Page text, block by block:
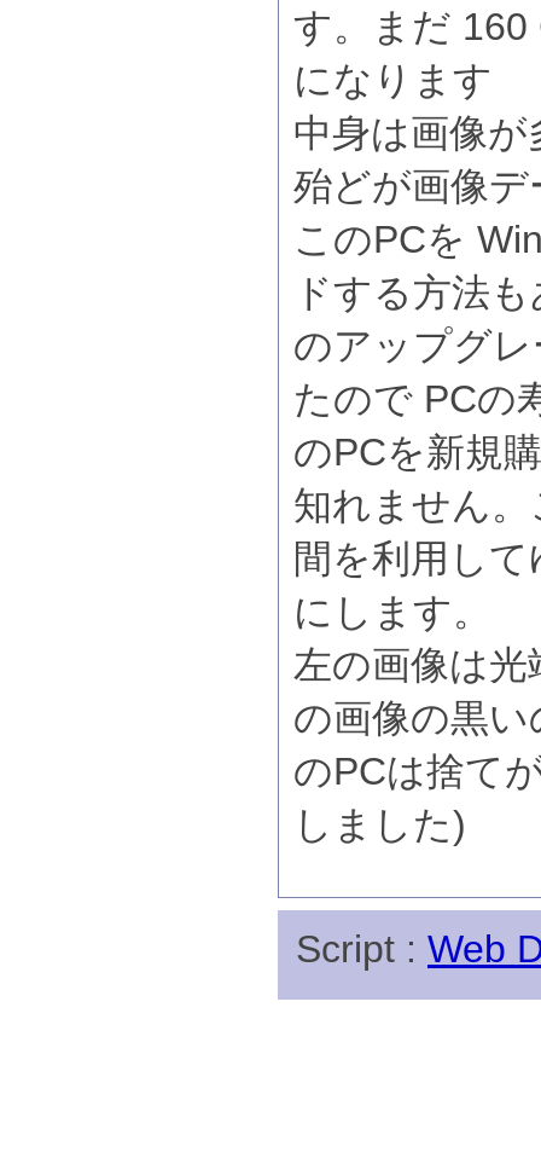
す。まだ 160
になります
中身は画像
殆どが画像
このPCを
ドする方法
のアップグ
たので PCの
のPCを新規
知れません
間を利用し
にします。
左の画像は
の画像の黒
のPCは捨て
しました)
Script : Web